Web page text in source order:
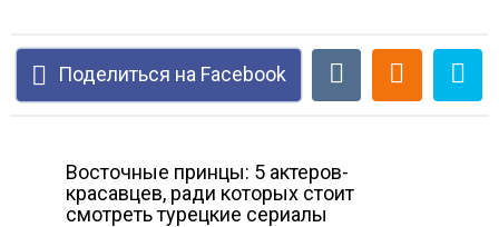
Поделиться на Facebook
Восточные принцы: 5 актеров-
красавцев, ради которых стоит
смотреть турецкие сериалы